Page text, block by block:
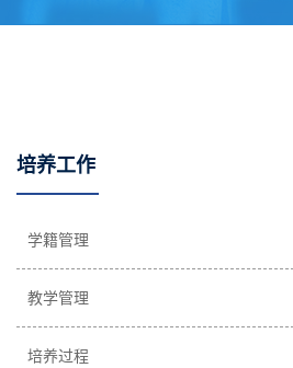
培养工作
学籍管理
教学管理
培养过程